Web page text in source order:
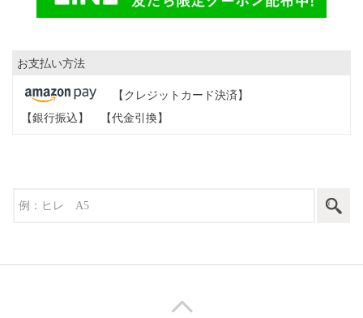
お支払い方法
【クレジットカード決済】
【銀行振込】
【代金引換】